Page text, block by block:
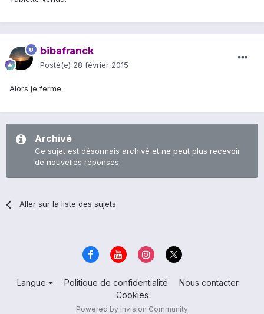
bibafranck
Posté(e) 28 février 2015
Alors je ferme.
Archivé
Ce sujet est désormais archivé et ne peut plus recevoir
de nouvelles réponses.
Aller sur la liste des sujets
Langue Politique de confidentialité
Nous contacter
Cookies
Powered by Invision Community